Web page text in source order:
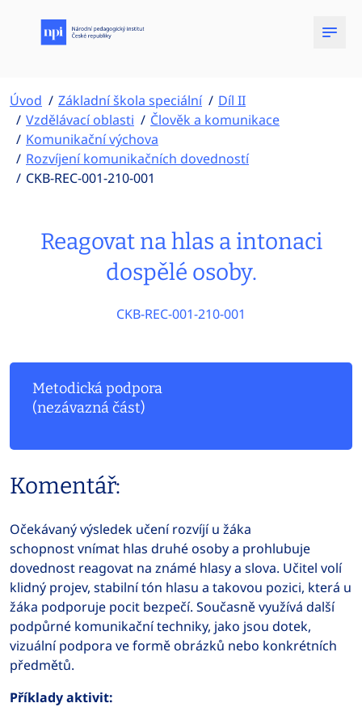
Úvod Základní škola speciální
Díl II
Vzdělávací oblasti
Člověk a komunikace
Komunikační výchova
Rozvíjení komunikačních dovedností
CKB-REC-001-210-001
Reagovat na hlas a intonaci
dospělé osoby.
CKB-REC-001-210-001
Metodická podpora
(nezávazná část)
Komentář:
Očekávaný výsledek učení rozvíjí u žáka
schopnost vnímat hlas druhé osoby a prohlubuje
dovednost reagovat na známé hlasy a slova. Učitel volí
klidný projev, stabilní tón hlasu a takovou pozici, která u
žáka podporuje pocit bezpečí. Současně využívá další
podpůrné komunikační techniky, jako jsou dotek,
vizuální podpora ve formě obrázků nebo konkrétních
předmětů.
Příklady aktivit: